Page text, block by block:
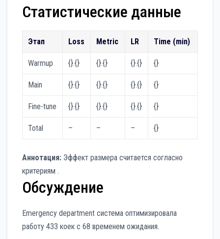
Статистические данные
Этап Loss Metric LR Time (min)
Warmup {}.{} {}.{} {}.{} {}
Main {}.{} {}.{} {}.{} {}
Fine-tune {}.{} {}.{} {}.{} {}
Total – – – {}
Аннотация: Эффект размера считается согласно
критериям .
Обсуждение
Emergency department система оптимизировала
работу 433 коек с 68 временем ожидания.